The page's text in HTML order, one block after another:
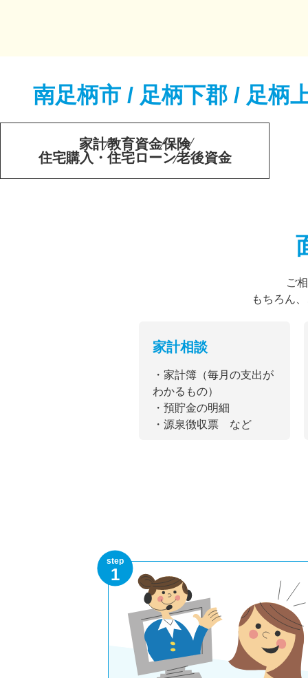
南足柄市 / 足柄下郡 / 足柄
家計教育資金保険
住宅購入・住宅ローン老後資金
ご
もちろん
家計相談
・家計簿（毎月の支出が
わかるもの）
・預貯金の明細
・源泉徴収票 など
step
1